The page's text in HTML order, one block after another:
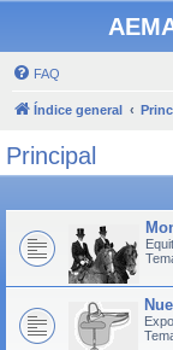
FAQ
Índice general
Principal